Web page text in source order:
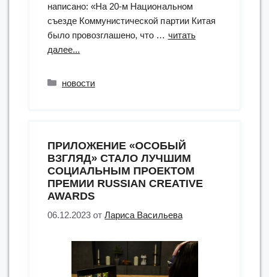
написано: «На 20-м Национальном
съезде Коммунистической партии Китая
было провозглашено, что … читать
далее...
образованию
для
слепых
и
Рубрики
новости
ПРИЛОЖЕНИЕ «ОСОБЫЙ
ВЗГЛЯД» СТАЛО ЛУЧШИМ
СОЦИАЛЬНЫМ ПРОЕКТОМ
ПРЕМИИ RUSSIAN CREATIVE
AWARDS
06.12.2023 отЛариса Васильева